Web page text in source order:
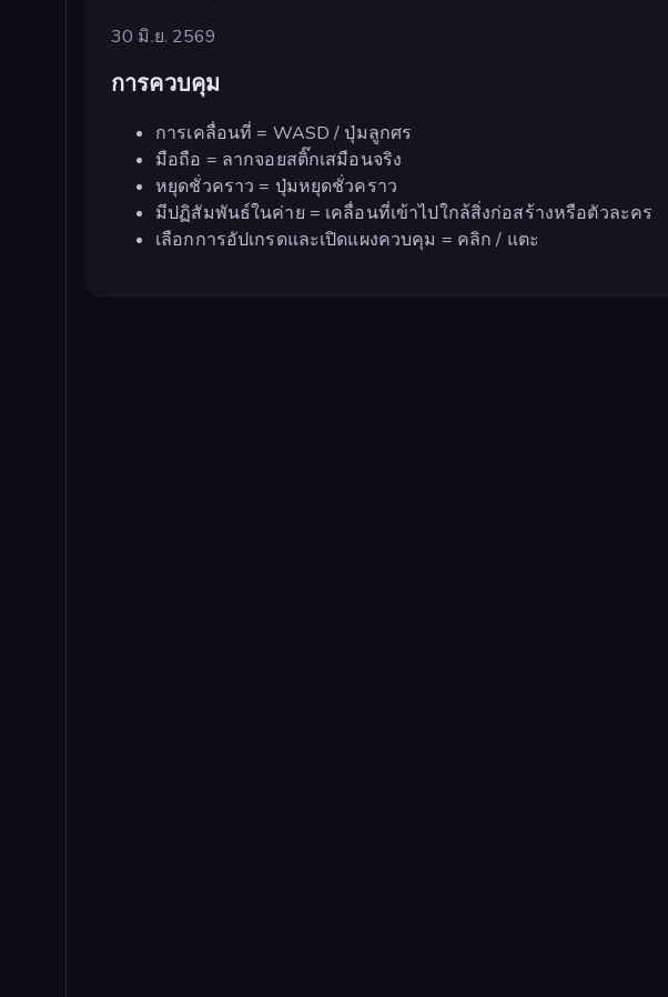
30 มิ.ย. 2569
การควบคุม
การเคลื่อนที่ = WASD / ปุ่มลูกศร
มือถือ = ลากจอยสติ๊กเสมือนจริง
หยุดชั่วคราว = ปุ่มหยุดชั่วคราว
มีปฏิสัมพันธ์ในค่าย = เคลื่อนที่เข้าไปใกล้สิ่งก่อสร้างหรือตัวละคร
เลือกการอัปเกรดและเปิดแผงควบคุม = คลิก / แตะ